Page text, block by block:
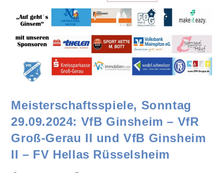
Meisterschaftsspiele, Sonntag
29.09.2024: VfB Ginsheim – VfR
Groß-Gerau II und VfB Ginsheim
II – FV Hellas Rüsselsheim